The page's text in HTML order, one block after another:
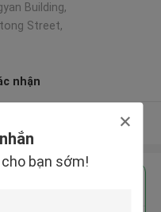
bạn sớm!
Building,
Street,
nhận